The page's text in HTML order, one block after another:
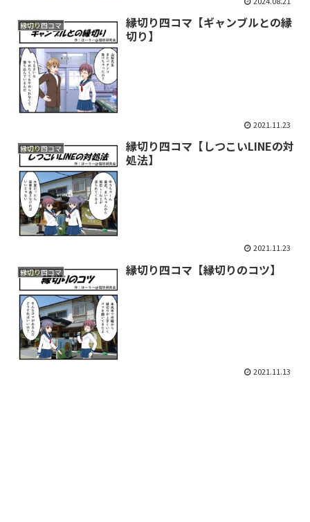
縁切り四コマ
縁切り四コマ【ギャンブルとの縁
切り】
2021.11.23
縁切り四コマ
縁切り四コマ【しつこいLINEの対
処法】
2021.11.23
縁切り四コマ 縁切り四コマ【縁切りのコツ】
2021.11.13